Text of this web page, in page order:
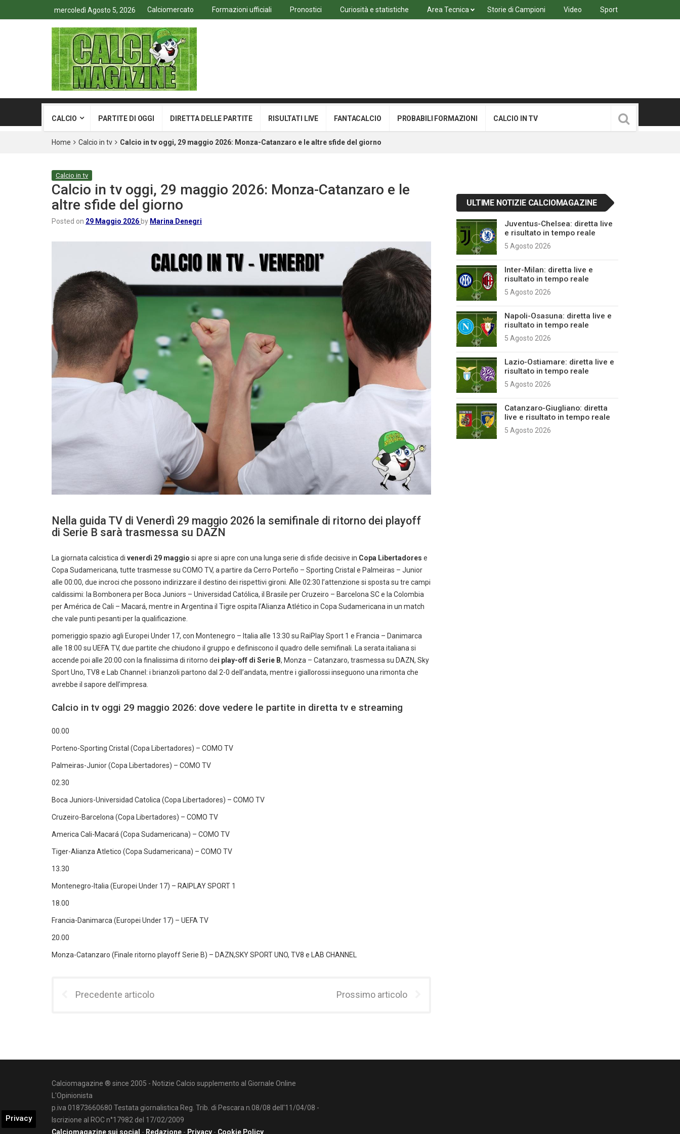
mercoledì Agosto 5, 2026 Calciomercato Formazioni ufficiali Pronostici Curiosità e statistiche Area Tecnica Storie di Campioni Video Sport
CALCIO PARTITE DI OGGI DIRETTA DELLE PARTITE RISULTATI LIVE FANTACALCIO PROBABILI FORMAZIONI CALCIO IN TV
Home Calcio in tv Calcio in tv oggi, 29 maggio 2026: Monza-Catanzaro e le altre sfide del giorno
Calcio in tv
Calcio in tv oggi, 29 maggio 2026: Monza-Catanzaro e le
altre sfide del giorno
Posted on 29 Maggio 2026 by Marina Denegri
Nella guida TV di Venerdì 29 maggio 2026 la semifinale di ritorno dei playoff
di Serie B sarà trasmessa su DAZN
La giornata calcistica di venerdì 29 maggio si apre si apre con una lunga serie di sfide decisive in Copa Libertadores e
Copa Sudamericana, tutte trasmesse su COMO TV, a partire da Cerro Porteño – Sporting Cristal e Palmeiras – Junior
alle 00:00, due incroci che possono indirizzare il destino dei rispettivi gironi. Alle 02:30 l’attenzione si sposta su tre campi
caldissimi: la Bombonera per Boca Juniors – Universidad Católica, il Brasile per Cruzeiro – Barcelona SC e la Colombia
per América de Cali – Macará, mentre in Argentina il Tigre ospita l’Alianza Atlético in Copa Sudamericana in un match
che vale punti pesanti per la qualificazione.
pomeriggio spazio agli Europei Under 17, con Montenegro – Italia alle 13:30 su RaiPlay Sport 1 e Francia – Danimarca
alle 18:00 su UEFA TV, due partite che chiudono il gruppo e definiscono il quadro delle semifinali. La serata italiana si
accende poi alle 20:00 con la finalissima di ritorno dei play-off di Serie B, Monza – Catanzaro, trasmessa su DAZN, Sky
Sport Uno, TV8 e Lab Channel: i brianzoli partono dal 2-0 dell’andata, mentre i giallorossi inseguono una rimonta che
avrebbe il sapore dell’impresa.
Calcio in tv oggi 29 maggio 2026: dove vedere le partite in diretta tv e streaming
00.00
Porteno-Sporting Cristal (Copa Libertadores) – COMO TV
Palmeiras-Junior (Copa Libertadores) – COMO TV
02.30
Boca Juniors-Universidad Catolica (Copa Libertadores) – COMO TV
Cruzeiro-Barcelona (Copa Libertadores) – COMO TV
America Cali-Macará (Copa Sudamericana) – COMO TV
Tiger-Alianza Atletico (Copa Sudamericana) – COMO TV
13.30
Montenegro-Italia (Europei Under 17) – RAIPLAY SPORT 1
18.00
Francia-Danimarca (Europei Under 17) – UEFA TV
20.00
Monza-Catanzaro (Finale ritorno playoff Serie B) – DAZN,SKY SPORT UNO, TV8 e LAB CHANNEL
Precedente articolo Prossimo articolo
ULTIME NOTIZIE CALCIOMAGAZINE
Juventus-Chelsea: diretta live
e risultato in tempo reale
5 Agosto 2026
Inter-Milan: diretta live e
risultato in tempo reale
5 Agosto 2026
Napoli-Osasuna: diretta live e
risultato in tempo reale
5 Agosto 2026
Lazio-Ostiamare: diretta live e
risultato in tempo reale
5 Agosto 2026
Catanzaro-Giugliano: diretta
live e risultato in tempo reale
5 Agosto 2026
Calciomagazine ® since 2005 - Notizie Calcio supplemento al Giornale Online
L'Opinionista
p.iva 01873660680 Testata giornalistica Reg. Trib. di Pescara n.08/08 dell'11/04/08 -
Iscrizione al ROC n°17982 del 17/02/2009
Calciomagazine sui social - Redazione - Privacy - Cookie Policy
Privacy